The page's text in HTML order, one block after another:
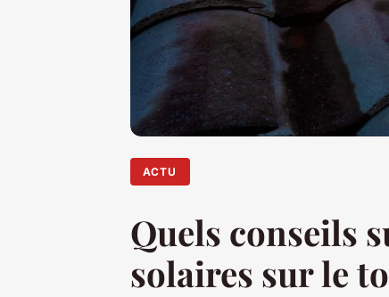
ACTU
Quels conseils
solaires sur le